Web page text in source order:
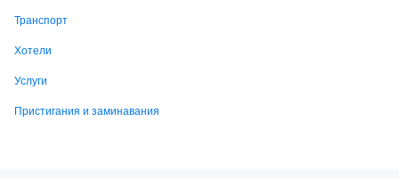
Транспорт
Хотели
Услуги
Пристигания и заминавания